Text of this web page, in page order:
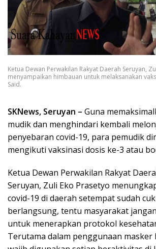
Ketua Dewan Perwakilan Rakyat Daerah Seruyan,
menyampaikan himbauan untuk melaksanakan
Said.
SKNews, Seruyan – Guna
mudik dan menghindari kembali
penyebaran covid-19, para pemudik
mengikuti vaksinasi dosis ke-3 atau
Ketua Dewan Perwakilan Rakyat
Seruyan, Zuli Eko Prasetyo
covid-19 di daerah setempat sudah
berlangsung, tentu masyarakat
untuk menerapkan protokol
Terutama dalam penggunaan masker